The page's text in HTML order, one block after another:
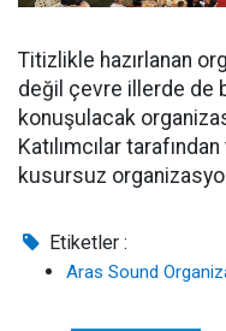
Titizlikle hazırlanan
değil çevre illerde de
konuşulacak
Katılımcılar
kusursuz
Etiketler :
Aras Sound